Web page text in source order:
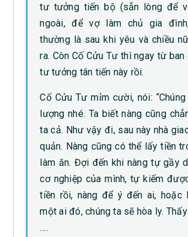
tư tưởng tiến bộ (sẵn lòng để
ngoài, để vợ làm chủ gia
thường là sau khi yêu và chiều
ra. Còn Cố Cửu Tư thì ngay từ
tư tưởng tân tiến này rồi.
Cố Cửu Tư mỉm cười, nói:
lượng nhé. Ta biết nàng cũng
ta cả. Như vậy đi, sau này nhà
quản. Nàng cũng có thể lấy tiền
làm ăn. Đợi đến khi nàng tự gầy
cơ nghiệp của mình, tự kiếm
tiền rồi, nàng để ý đến ai, hoặc
một ai đó, chúng ta sẽ hòa ly.
….